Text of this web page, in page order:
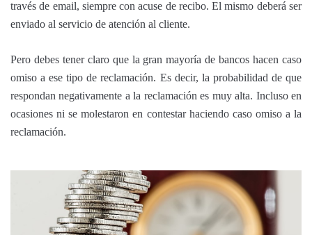
través de email, siempre con acuse de recibo. El mismo deberá ser
enviado al servicio de atención al cliente.
Pero debes tener claro que la gran mayoría de bancos hacen caso
omiso a ese tipo de reclamación. Es decir, la probabilidad de que
respondan negativamente a la reclamación es muy alta. Incluso en
ocasiones ni se molestaron en contestar haciendo caso omiso a la
reclamación.